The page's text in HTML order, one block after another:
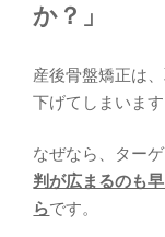
か？」
産後骨盤矯正は
下げてしまいます
なぜなら、ター
判が広まるのも
らです。